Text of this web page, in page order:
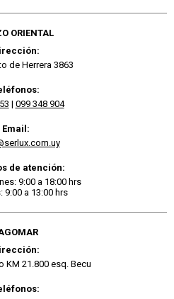
ORIENTAL
de Herrera 3863
| 099 348 904
Email:
de atención:
9:00 a 18:00 hrs
9:00 a 13:00 hrs
KM 21.800 esq. Becu